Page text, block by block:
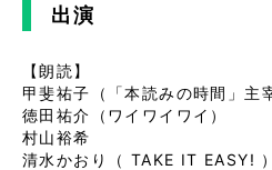
出演
【朗読】
甲斐祐子（「本読みの時間」主
徳田祐介（ワイワイワイ）
村山裕希
清水かおり（ TAKE IT EASY! ）